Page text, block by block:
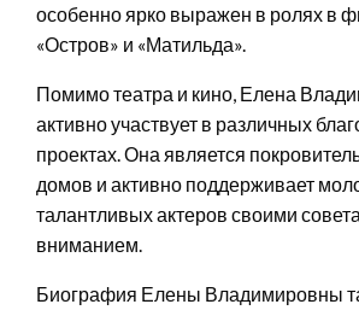
особенно ярко выражен в ролях в
«Остров» и «Матильда».
Помимо театра и кино, Елена
активно участвует в различных
проектах. Она является
домов и активно поддерживает
талантливых актеров своими
вниманием.
Биография Елены Владимировны